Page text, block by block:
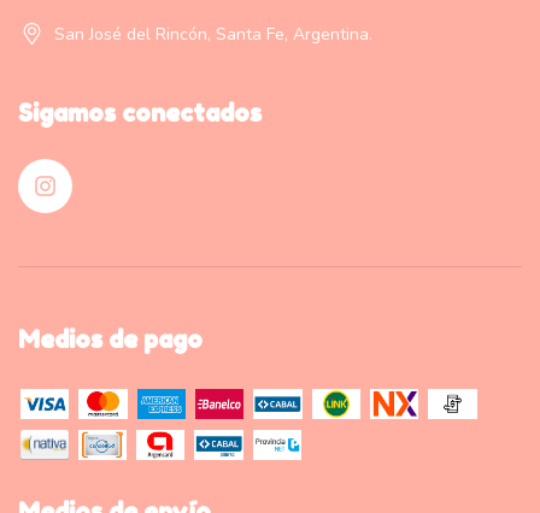
San José del Rincón, Santa Fe, Argentina.
Sigamos conectados
Medios de pago